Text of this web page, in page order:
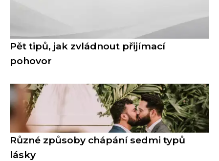
Pět tipů, jak zvládnout přijímací
pohovor
Různé způsoby chápání sedmi typů
lásky